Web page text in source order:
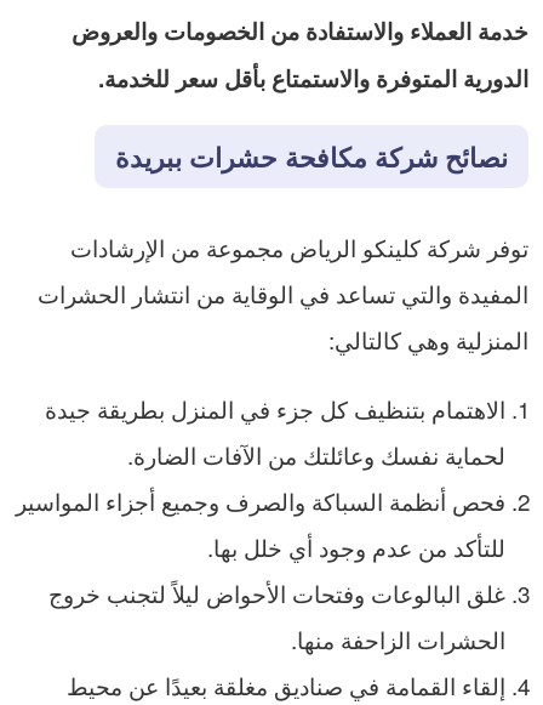
خدمة العملاء والاستفادة من الخصومات والعروض
الدورية المتوفرة والاستمتاع بأقل سعر للخدمة.
نصائح شركة مكافحة حشرات ببريدة
توفر شركة كلينكو الرياض مجموعة من الإرشادات
المفيدة والتي تساعد في الوقاية من انتشار الحشرات
المنزلية وهي كالتالي:
الاهتمام بتنظيف كل جزء في المنزل بطريقة جيدة
لحماية نفسك وعائلتك من الآفات الضارة.
فحص أنظمة السباكة والصرف وجميع أجزاء المواسير
للتأكد من عدم وجود أي خلل بها.
غلق البالوعات وفتحات الأحواض ليلاً لتجنب خروج
الحشرات الزاحفة منها.
إلقاء القمامة في صناديق مغلقة بعيدًا عن محيط